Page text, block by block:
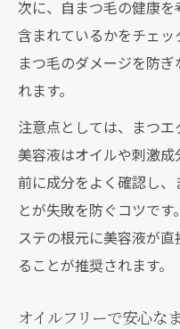
マツエク長持ちを
まつエクにお
解説
意点
まつエク美容
ア方法
まつエクコー
ガイド
イント
次に、自まつ毛の健康
含まれているかをチェッ
まつ毛のダメージを防
れます。
注意点としては、まつ
美容液はオイルや刺激
前に成分をよく確認し
とが失敗を防ぐコツで
ステの根元に美容液が
ることが推奨されます。
オイルフリーで安心な